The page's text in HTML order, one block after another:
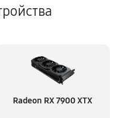
Radeon RX 7900 XTX